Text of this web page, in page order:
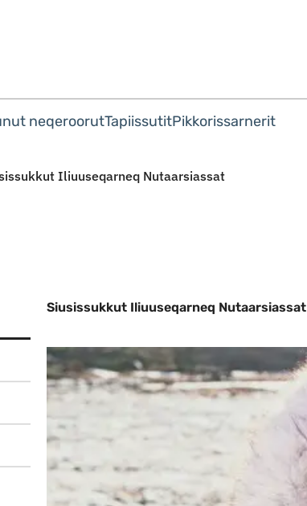
neqeroorutTapiissutitPikkorissarnerit
Iliuuseqarneq Nutaarsiassat
Siusissukkut Iliuuseqarneq Nutaarsiassat
Indhold